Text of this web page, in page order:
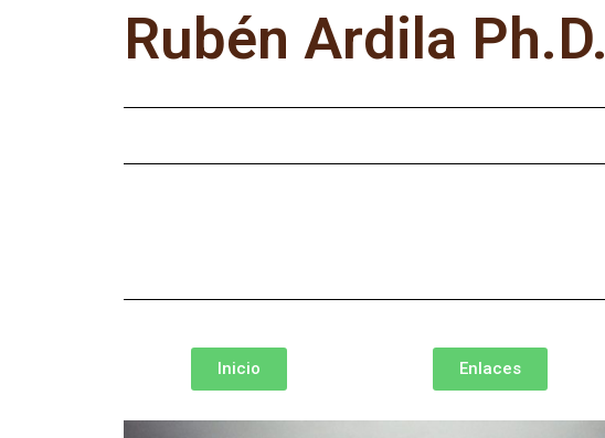
Rubén Ardila Ph.D.
Inicio Enlaces